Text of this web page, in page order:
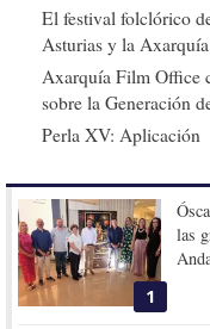
El festival folclórico
Asturias y la Axarquía
Axarquía Film Office
sobre la Generación
Perla XV: Aplicación
1
las